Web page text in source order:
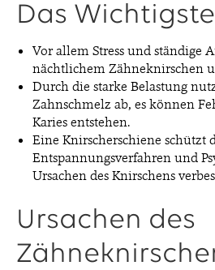
Das
Vor allem Stress und ständige
nächtlichem Zähneknirschen
Durch die starke Belastung
Zahnschmelz ab, es können
Karies entstehen.
Eine Knirscherschiene schützt
Entspannungsverfahren und
Ursachen des Knirschens
Ursachen des